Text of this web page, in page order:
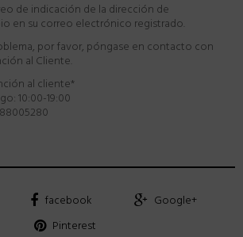
de indicación de la dirección de
en su correo electrónico registrado.
por favor, póngase en contacto con
al Cliente
al cliente*
10:00-19:00
facebook
Google+
Pinterest